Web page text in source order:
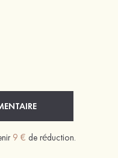
9 € de réduction.